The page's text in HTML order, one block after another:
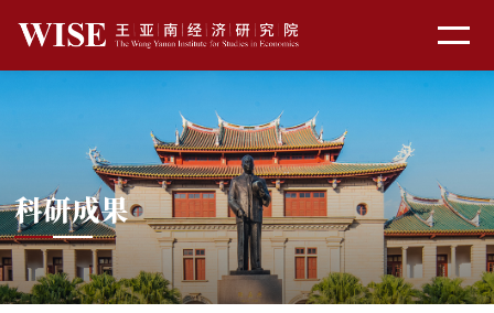
科研成果